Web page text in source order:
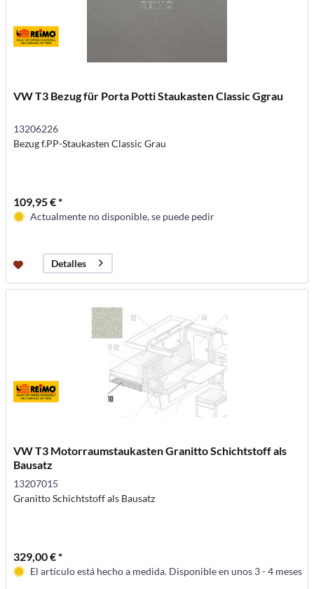
VW T3 Bezug für Porta Potti Staukasten Classic Ggrau
13206226
Bezug f.PP-Staukasten Classic Grau
109,95 € *
Actualmente no disponible, se puede pedir
Detalles
VW T3 Motorraumstaukasten Granitto Schichtstoff als
Bausatz
13207015
Granitto Schichtstoff als Bausatz
329,00 € *
El artículo está hecho a medida. Disponible en unos 3 - 4 meses